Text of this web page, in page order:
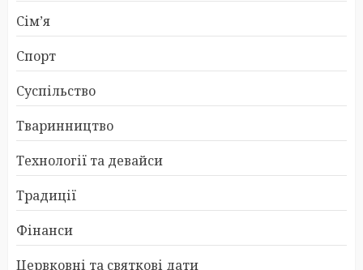
Сім’я
Спорт
Суспільство
Тваринництво
Технології та девайси
Традиції
Фінанси
Цервковні та святкові дати